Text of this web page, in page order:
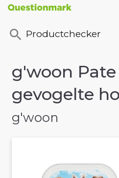
Productchecker
g'woon
gevogelte
g'woon